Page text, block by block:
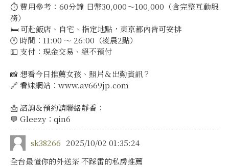
⏱️ 費用參考：60分鐘 日幣30,000～100,000（含完整互動服
務）
🛏️ 可赴飯店、自宅、指定地點，東京都內皆可安排
🕛 時間：11:00 ～ 26:00（凌晨2點）
💵 支付：現金交易、絕不預付
📸 想看今日推薦女孩、照片＆出勤資訊？
🔗 看妹網站：www.av669jp.com
📩 諮詢＆預約請聯絡靜香：
💬 Gleezy：qin6
sk38266 2025/10/02 01:35:24
全台最懂你的外送茶 不踩雷的私房推薦